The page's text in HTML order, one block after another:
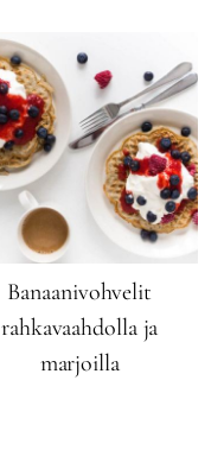
Banaanivohvelit
rahkavaahdolla ja
marjoilla